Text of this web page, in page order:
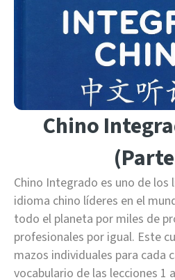
Chino
Chino Integrado es uno de
idioma chino líderes en el
todo el planeta por miles de
profesionales por igual. Este
mazos individuales para cada
vocabulario de las lecciones 1